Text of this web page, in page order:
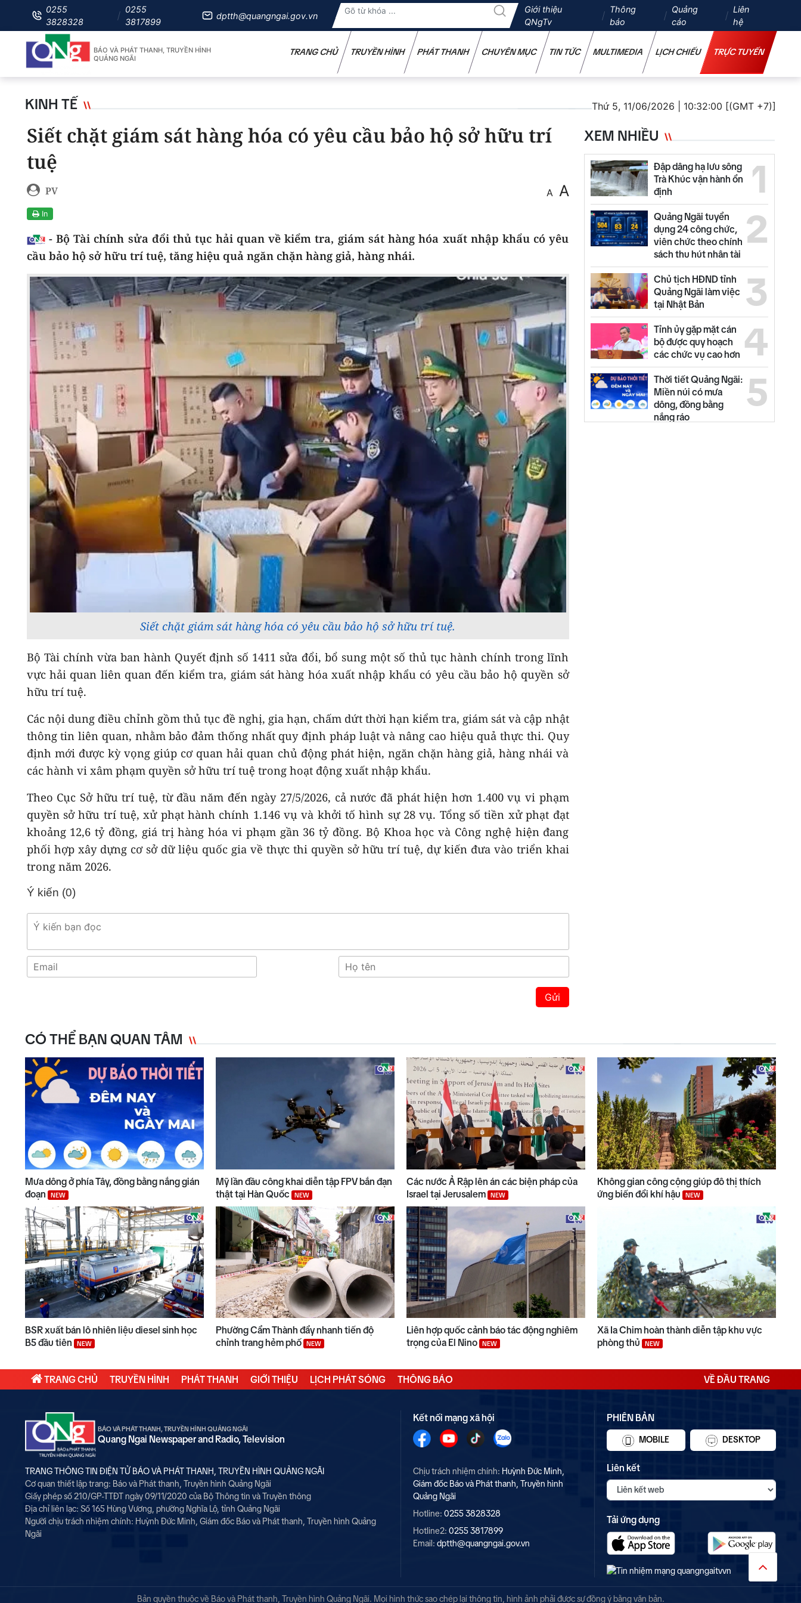
0255
3828328
0255
3817899
dptth@quangngai.gov.vn
Giới thiệu
QNgTv
Thông
báo
Quảng
cáo
Liên
hệ
BÁO VÀ PHÁT THANH, TRUYỀN HÌNH
QUẢNG NGÃI
TRANG CHỦ TRUYỀN HÌNH PHÁT THANH CHUYÊN MỤC TIN TỨC MULTIMEDIA LỊCH CHIẾU TRỰC TUYẾN
KINH TẾ Thứ 5, 11/06/2026 | 10:32:00 [(GMT +7)]
Siết chặt giám sát hàng hóa có yêu cầu bảo hộ sở hữu trí
tuệ
PV A A
In
- Bộ Tài chính sửa đổi thủ tục hải quan về kiểm tra, giám sát hàng hóa xuất nhập khẩu có yêu
cầu bảo hộ sở hữu trí tuệ, tăng hiệu quả ngăn chặn hàng giả, hàng nhái.
Siết chặt giám sát hàng hóa có yêu cầu bảo hộ sở hữu trí tuệ.
Bộ Tài chính vừa ban hành Quyết định số 1411 sửa đổi, bổ sung một số thủ tục hành chính trong lĩnh
vực hải quan liên quan đến kiểm tra, giám sát hàng hóa xuất nhập khẩu có yêu cầu bảo hộ quyền sở
hữu trí tuệ.
Các nội dung điều chỉnh gồm thủ tục đề nghị, gia hạn, chấm dứt thời hạn kiểm tra, giám sát và cập nhật
thông tin liên quan, nhằm bảo đảm thống nhất quy định pháp luật và nâng cao hiệu quả thực thi. Quy
định mới được kỳ vọng giúp cơ quan hải quan chủ động phát hiện, ngăn chặn hàng giả, hàng nhái và
các hành vi xâm phạm quyền sở hữu trí tuệ trong hoạt động xuất nhập khẩu.
Theo Cục Sở hữu trí tuệ, từ đầu năm đến ngày 27/5/2026, cả nước đã phát hiện hơn 1.400 vụ vi phạm
quyền sở hữu trí tuệ, xử phạt hành chính 1.146 vụ và khởi tố hình sự 28 vụ. Tổng số tiền xử phạt đạt
khoảng 12,6 tỷ đồng, giá trị hàng hóa vi phạm gần 36 tỷ đồng. Bộ Khoa học và Công nghệ hiện đang
phối hợp xây dựng cơ sở dữ liệu quốc gia về thực thi quyền sở hữu trí tuệ, dự kiến đưa vào triển khai
trong năm 2026.
Ý kiến (0)
Gửi
XEM NHIỀU
1
Đập dâng hạ lưu sông
Trà Khúc vận hành ổn
định
2
Quảng Ngãi tuyển
dụng 24 công chức,
viên chức theo chính
sách thu hút nhân tài
3
Chủ tịch HĐND tỉnh
Quảng Ngãi làm việc
tại Nhật Bản
4
Tỉnh ủy gặp mặt cán
bộ được quy hoạch
các chức vụ cao hơn
5
Thời tiết Quảng Ngãi:
Miền núi có mưa
dông, đồng bằng
nắng ráo
CÓ THỂ BẠN QUAN TÂM
Mưa dông ở phía Tây, đồng bằng nắng gián
đoạn
NEW
Mỹ lần đầu công khai diễn tập FPV bắn đạn
thật tại Hàn Quốc
NEW
Các nước Ả Rập lên án các biện pháp của
Israel tại Jerusalem
NEW
Không gian công cộng giúp đô thị thích
ứng biến đổi khí hậu
NEW
BSR xuất bán lô nhiên liệu diesel sinh học
B5 đầu tiên
NEW
Phường Cẩm Thành đẩy nhanh tiến độ
chỉnh trang hẻm phố
NEW
Liên hợp quốc cảnh báo tác động nghiêm
trọng của El Nino
NEW
Xã Ia Chim hoàn thành diễn tập khu vực
phòng thủ
NEW
TRANG CHỦ TRUYỀN HÌNH PHÁT THANH GIỚI THIỆU LỊCH PHÁT SÓNG THÔNG BÁO VỀ ĐẦU TRANG
BÁO VÀ PHÁT THANH, TRUYỀN HÌNH QUẢNG NGÃI
Quang Ngai Newspaper and Radio, Television
TRANG THÔNG TIN ĐIỆN TỬ BÁO VÀ PHÁT THANH, TRUYỀN HÌNH QUẢNG NGÃI
Cơ quan thiết lập trang: Báo và Phát thanh, Truyền hình Quảng Ngãi
Giấy phép số 210/GP-TTĐT ngày 09/11/2020 của Bộ Thông tin và Truyền thông
Địa chỉ liên lạc: Số 165 Hùng Vương, phường Nghĩa Lộ, tỉnh Quảng Ngãi
Người chịu trách nhiệm chính: Huỳnh Đức Minh, Giám đốc Báo và Phát thanh, Truyền hình Quảng
Ngãi
Kết nối mạng xã hội
Chịu trách nhiệm chính: Huỳnh Đức Minh,
Giám đốc Báo và Phát thanh, Truyền hình
Quảng Ngãi
Hotline: 0255 3828328
Hotline2: 0255 3817899
Email: dptth@quangngai.gov.vn
PHIÊN BẢN
MOBILE DESKTOP
Liên kết
Tải ứng dụng
Bản quyền thuộc về Báo và Phát thanh, Truyền hình Quảng Ngãi. Mọi hình thức sao chép lại thông tin, hình ảnh phải được sự đồng ý bằng văn bản.